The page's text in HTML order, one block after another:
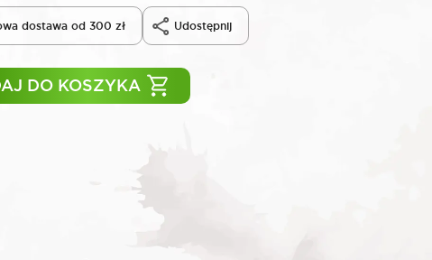
dostawa od 300 zł Udostępnij
DO KOSZYKA